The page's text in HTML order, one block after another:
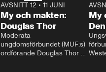
26:27
AVSNITT 12 • 11 JUNI
My och makten:
Douglas Thor
Moderata
ungdomsförbundet (MUF:s)
ordförande Douglas Thor
My